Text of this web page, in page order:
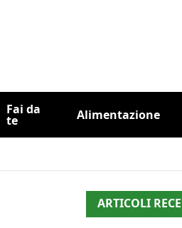
Fai da
te Alimentazione
ARTICOLI